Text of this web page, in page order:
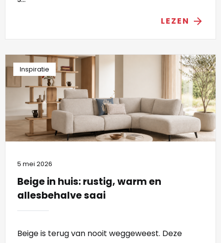
LEZEN arrow_forward
Inspiratie
5 mei 2026
Beige in huis: rustig, warm en
allesbehalve saai
Beige is terug van nooit weggeweest. Deze